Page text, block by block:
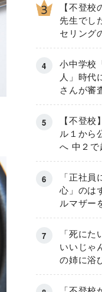
【不登
先生でし
セリング
の情報を
は…《第
小中学校
人」時
さんが審
登校生動
2026」
【不登
ル１から
へ 中２で
害「治る
診断 そ
「正社
心」のは
ルマザー
た“魔の
「死に
いいじゃ
の姉に浴
た言葉【
編】